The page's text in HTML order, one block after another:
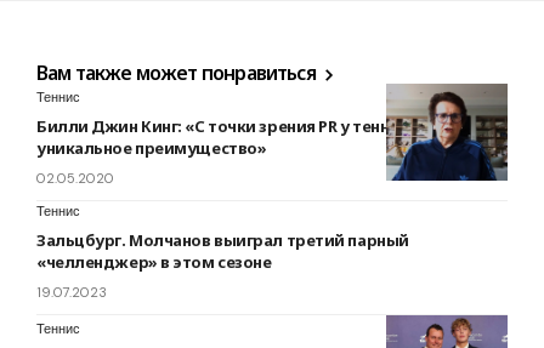
Вам также может понравиться
Теннис
Билли Джин Кинг: «С точки зрения PR у тенниса есть
уникальное преимущество»
02.05.2020
Теннис
Зальцбург. Молчанов выиграл третий парный
«челленджер» в этом сезоне
19.07.2023
Теннис